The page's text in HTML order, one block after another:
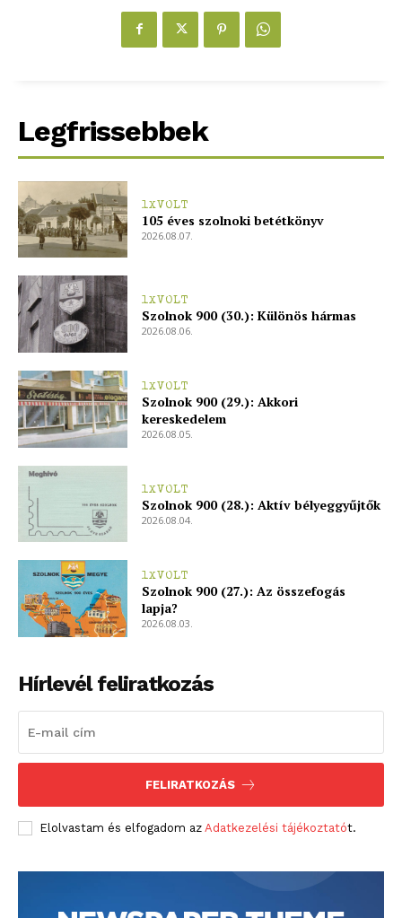
Legfrissebbek
1XVOLT
105 éves szolnoki betétkönyv
2026.08.07.
1XVOLT
Szolnok 900 (30.): Különös hármas
2026.08.06.
1XVOLT
Szolnok 900 (29.): Akkori
kereskedelem
2026.08.05.
1XVOLT
Szolnok 900 (28.): Aktív bélyeggyűjtők
2026.08.04.
1XVOLT
Szolnok 900 (27.): Az összefogás
lapja?
2026.08.03.
Hírlevél feliratkozás
FELIRATKOZÁS
Elolvastam és elfogadom az Adatkezelési tájékoztatót.